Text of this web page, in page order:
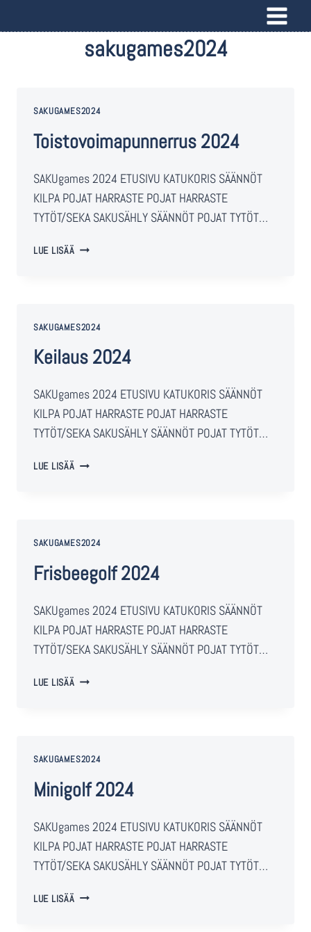
sakugames2024
SAKUGAMES2024
Toistovoimapunnerrus 2024
SAKUgames 2024 ETUSIVU KATUKORIS SÄÄNNÖT
KILPA POJAT HARRASTE POJAT HARRASTE
TYTÖT/SEKA SAKUSÄHLY SÄÄNNÖT POJAT TYTÖT…
LUE LISÄÄ
SAKUGAMES2024
Keilaus 2024
SAKUgames 2024 ETUSIVU KATUKORIS SÄÄNNÖT
KILPA POJAT HARRASTE POJAT HARRASTE
TYTÖT/SEKA SAKUSÄHLY SÄÄNNÖT POJAT TYTÖT…
LUE LISÄÄ
SAKUGAMES2024
Frisbeegolf 2024
SAKUgames 2024 ETUSIVU KATUKORIS SÄÄNNÖT
KILPA POJAT HARRASTE POJAT HARRASTE
TYTÖT/SEKA SAKUSÄHLY SÄÄNNÖT POJAT TYTÖT…
LUE LISÄÄ
SAKUGAMES2024
Minigolf 2024
SAKUgames 2024 ETUSIVU KATUKORIS SÄÄNNÖT
KILPA POJAT HARRASTE POJAT HARRASTE
TYTÖT/SEKA SAKUSÄHLY SÄÄNNÖT POJAT TYTÖT…
LUE LISÄÄ